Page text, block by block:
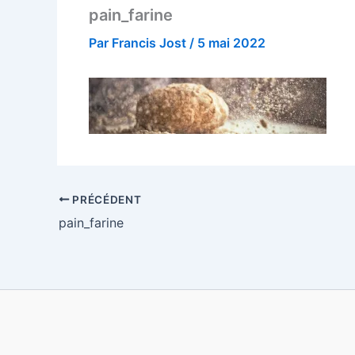
pain_farine
Par Francis Jost / 5 mai 2022
PRÉCÉDENT
pain_farine